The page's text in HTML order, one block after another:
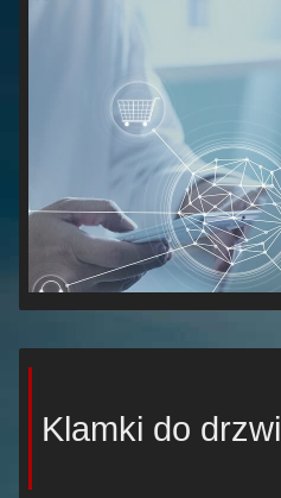
Klamki do